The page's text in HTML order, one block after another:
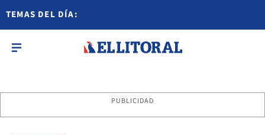
TEMAS DEL DÍA:
PUBLICIDAD